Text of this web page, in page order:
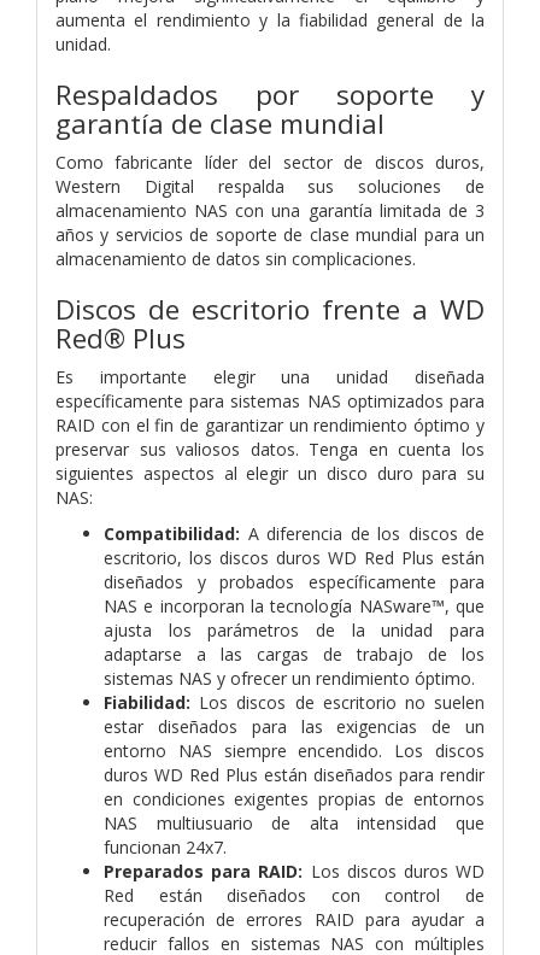
aumenta el rendimiento y la fiabilidad general de la
unidad.
Respaldados por soporte y
garantía de clase mundial
Como fabricante líder del sector de discos duros,
Western Digital respalda sus soluciones de
almacenamiento NAS con una garantía limitada de 3
años y servicios de soporte de clase mundial para un
almacenamiento de datos sin complicaciones.
Discos de escritorio frente a WD
Red® Plus
Es importante elegir una unidad diseñada
específicamente para sistemas NAS optimizados para
RAID con el fin de garantizar un rendimiento óptimo y
preservar sus valiosos datos. Tenga en cuenta los
siguientes aspectos al elegir un disco duro para su
NAS:
Compatibilidad: A diferencia de los discos de
escritorio, los discos duros WD Red Plus están
diseñados y probados específicamente para
NAS e incorporan la tecnología NASware™, que
ajusta los parámetros de la unidad para
adaptarse a las cargas de trabajo de los
sistemas NAS y ofrecer un rendimiento óptimo.
Fiabilidad: Los discos de escritorio no suelen
estar diseñados para las exigencias de un
entorno NAS siempre encendido. Los discos
duros WD Red Plus están diseñados para rendir
en condiciones exigentes propias de entornos
NAS multiusuario de alta intensidad que
funcionan 24x7.
Preparados para RAID: Los discos duros WD
Red están diseñados con control de
recuperación de errores RAID para ayudar a
reducir fallos en sistemas NAS con múltiples